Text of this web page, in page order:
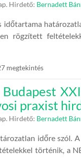
Hirdető: Bernadett
időtartama
rögzített
megtekintés
praxist
Hirdető: Bernadett
időre szól.
történik, a